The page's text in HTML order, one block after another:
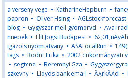
a verseny vege • KatharineHepburn •
papron • Oliver Hsing • AGLstockforecast
blog • Gygyszer mell gyomorvd •
nnepek • Elit Jogsi Budapest •
igazols nyomtatvany • ASALocalRun •
tags • Bodnr Erika • 2002 önkormányzati
• segtene • Beremnyi Gza •
szkevny • Lloyds bank email • ĂĄrkĂĄd •